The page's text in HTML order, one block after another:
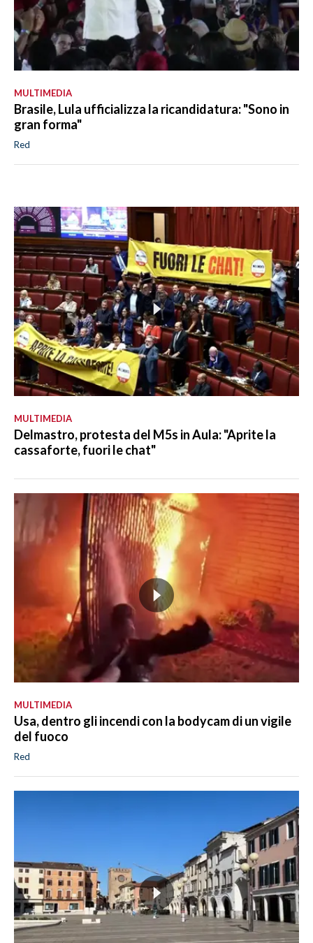
MULTIMEDIA
Brasile, Lula ufficializza la ricandidatura: "Sono in
gran forma"
Red
MULTIMEDIA
Delmastro, protesta del M5s in Aula: "Aprite la
cassaforte, fuori le chat"
MULTIMEDIA
Usa, dentro gli incendi con la bodycam di un vigile
del fuoco
Red